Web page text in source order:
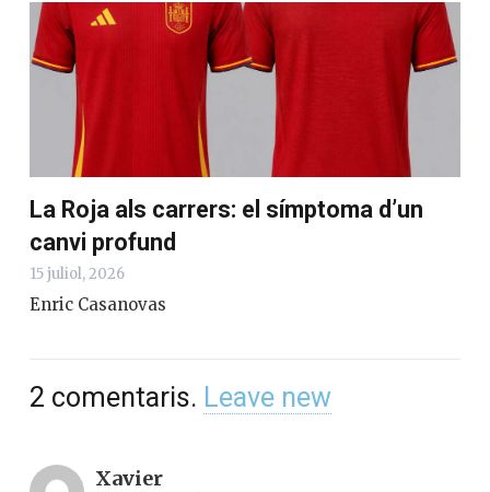
La Roja als carrers: el símptoma d’un
canvi profund
15 juliol, 2026
Enric Casanovas
2 comentaris. Leave new
Xavier